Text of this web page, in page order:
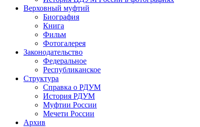
Верховный муфтий
Биография
Книга
Фильм
Фотогалерея
Законодательство
Федеральное
Республиканское
Структура
Справка о РДУМ
История РДУМ
Муфтии России
Мечети России
Архив